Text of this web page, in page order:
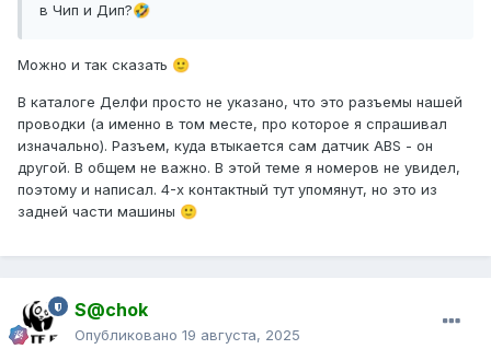
в Чип и Дип?🤣
Можно и так сказать 🙂
В каталоге Делфи просто не указано, что это разъемы нашей
проводки (а именно в том месте, про которое я спрашивал
изначально). Разъем, куда втыкается сам датчик ABS - он
другой. В общем не важно. В этой теме я номеров не увидел,
поэтому и написал. 4-х контактный тут упомянут, но это из
задней части машины 🙂
S@chok
Опубликовано 19 августа, 2025